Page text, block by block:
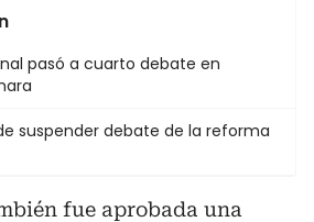
pasó a cuarto debate en
suspender debate de la reforma
fue aprobada una